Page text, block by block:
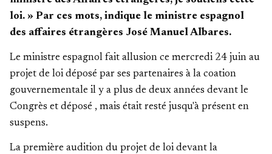
loi. » Par ces mots, indique le ministre espagnol
des affaires étrangères José Manuel Albares.
Le ministre espagnol fait allusion ce mercredi 24 juin au
projet de loi déposé par ses partenaires à la coation
gouvernementale il y a plus de deux années devant le
Congrès et déposé , mais était resté jusqu'à présent en
suspens.
La première audition du projet de loi devant la